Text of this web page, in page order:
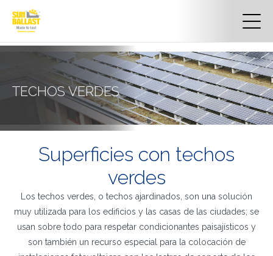
TECHOS VERDES
Superficies con techos
verdes
Los techos verdes, o techos ajardinados, son una solución
muy utilizada para los edificios y las casas de las ciudades; se
usan sobre todo para respetar condicionantes paisajísticos y
son también un recurso especial para la colocación de